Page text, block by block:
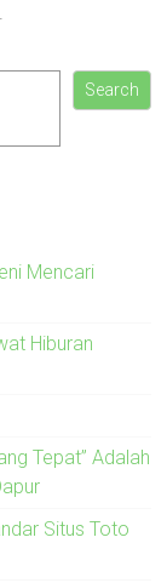
Search
Mencari
Hiburan
Tepat” Adalah
Situs Toto